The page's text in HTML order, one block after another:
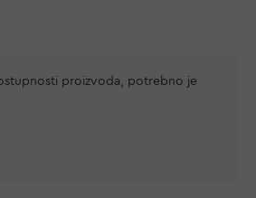
proizvoda, potrebno je